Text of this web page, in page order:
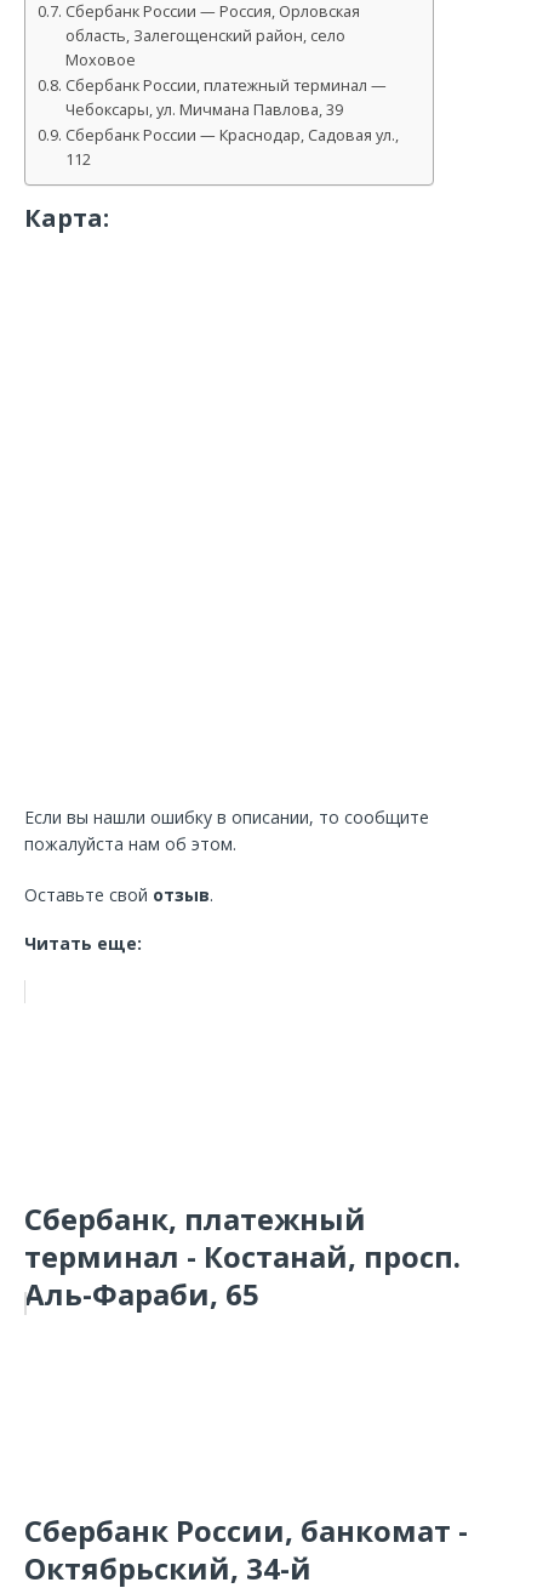
Сбербанк России — Россия, Орловская
область, Залегощенский район, село
Моховое
Сбербанк России, платежный терминал —
Чебоксары, ул. Мичмана Павлова, 39
Сбербанк России — Краснодар, Садовая ул.,
112
Карта:
Если вы нашли ошибку в описании, то сообщите
пожалуйста нам об этом.
Оставьте свой отзыв.
Читать еще:
Сбербанк, платежный
терминал - Костанай, просп.
Аль-Фараби, 65
Сбербанк России, банкомат -
Октябрьский, 34-й